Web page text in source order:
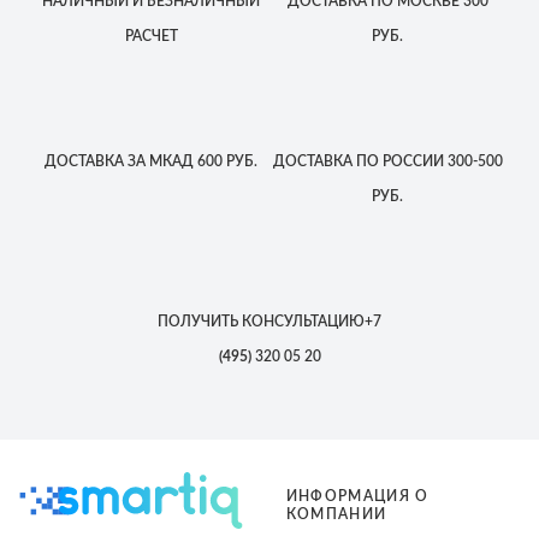
РАСЧЕТ РУБ.
ДОСТАВКА ЗА МКАД 600 РУБ. ДОСТАВКАПО РОССИИ 300-500
РУБ.
ПОЛУЧИТЬ КОНСУЛЬТАЦИЮ+7
(495)320 05 20
ИНФОРМАЦИЯ О
КОМПАНИИ